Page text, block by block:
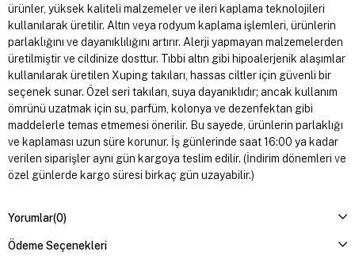
ürünler, yüksek kaliteli malzemeler ve ileri kaplama teknolojileri
kullanılarak üretilir. Altın veya rodyum kaplama işlemleri, ürünlerin
parlaklığını ve dayanıklılığını artırır. Alerji yapmayan malzemelerden
üretilmiştir ve cildinize dosttur. Tıbbi altın gibi hipoalerjenik alaşımlar
kullanılarak üretilen Xuping takıları, hassas ciltler için güvenli bir
seçenek sunar. Özel seri takıları, suya dayanıklıdır; ancak kullanım
ömrünü uzatmak için su, parfüm, kolonya ve dezenfektan gibi
maddelerle temas etmemesi önerilir. Bu sayede, ürünlerin parlaklığı
ve kaplaması uzun süre korunur. İş günlerinde saat 16:00 ya kadar
verilen siparişler aynı gün kargoya teslim edilir. (İndirim dönemleri ve
özel günlerde kargo süresi birkaç gün uzayabilir.)
Yorumlar(0)
Ödeme Seçenekleri